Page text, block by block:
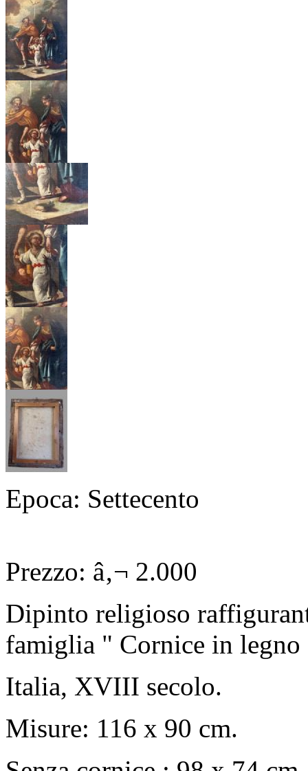
Epoca: Settecento
Prezzo: â‚¬ 2.000
Dipinto religioso
famiglia " Cornice in legno
Italia, XVIII secolo.
Misure: 116 x 90 cm.